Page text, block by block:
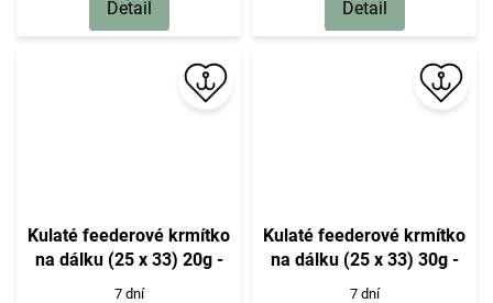
Detail Detail
Kulaté feederové krmítko
na dálku (25 x 33) 20g -
bal.1ks
7 dní
Kulaté feederové krmítko
na dálku (25 x 33) 30g -
bal.1ks
7 dní